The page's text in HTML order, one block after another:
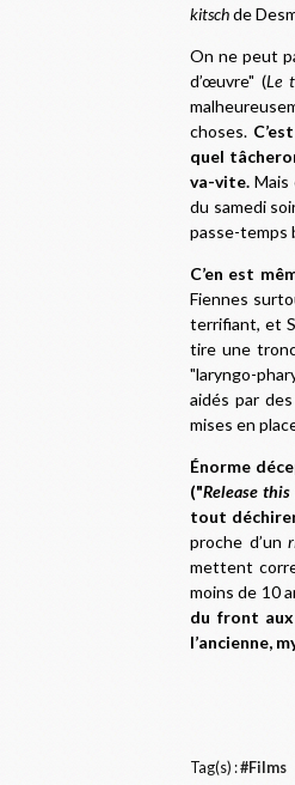
kitschde
On ne peut
d’œuvre" (Le
choses.
quel
va-vite. Mais
du samedi
passe-temps
C’en est
Fiennes
terrifiant, et
tire une
"laryngo-
aidés par
mises en
Énorme
("Release
tout
proche d’un
mettent
moins de 10
du front
l’ancienne,
Tag(s) :#Films